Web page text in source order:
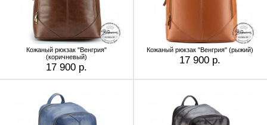
Кожаный рюкзак "Венгрия"
(коричневый)
17 900 р.
Кожаный рюкзак "Венгрия" (рыжий)
17 900 р.